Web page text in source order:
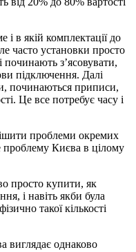
і в якій комплектації до
часто установки просто
починають з’ясовувати,
підключення. Далі
починаються приписи,
Це все потребує часу і
проблеми окремих
проблему Києва в цілому
просто купити, як
і навіть якби була
такої кількості
виглядає однаково